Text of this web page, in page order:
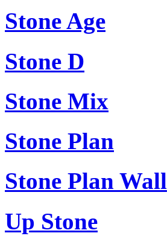
Stone Age
Stone D
Stone Mix
Stone Plan
Stone Plan Wall
Up Stone